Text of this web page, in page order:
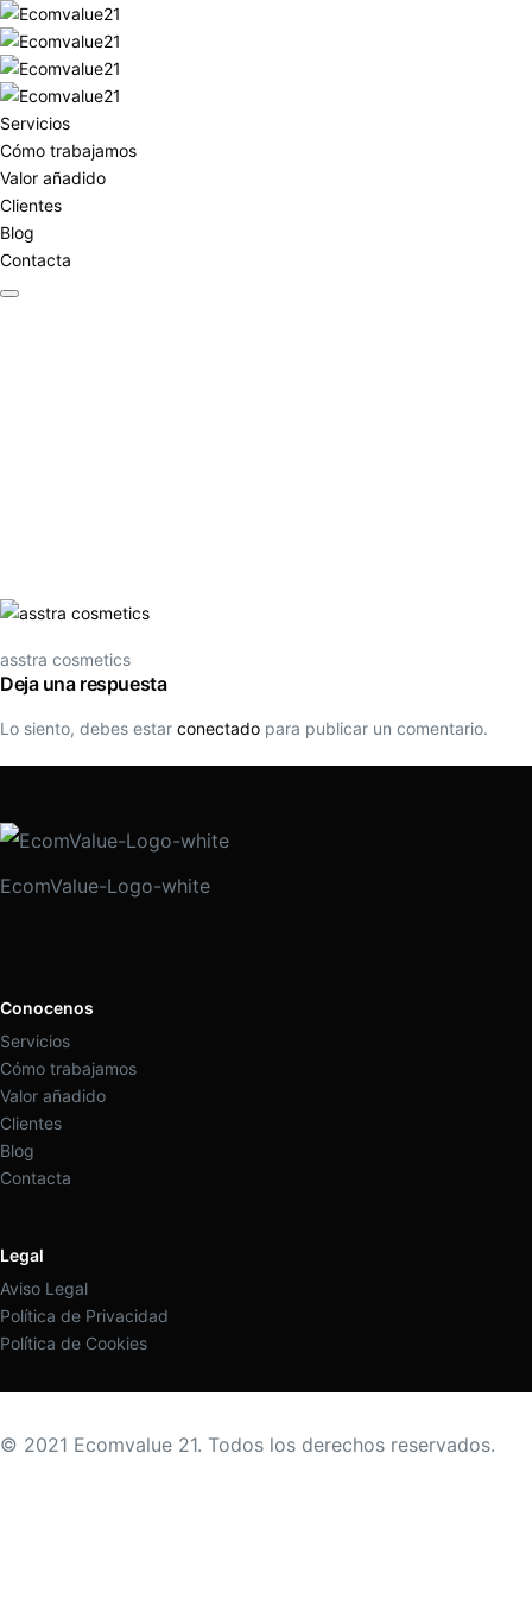
Servicios
Cómo trabajamos
Valor añadido
Clientes
Blog
Contacta
asstra cosmetics
Deja una respuesta
Lo siento, debes estar conectado para publicar un comentario.
EcomValue-Logo-white
Conocenos
Servicios
Cómo trabajamos
Valor añadido
Clientes
Blog
Contacta
Legal
Aviso Legal
Política de Privacidad
Política de Cookies
© 2021 Ecomvalue 21. Todos los derechos reservados.